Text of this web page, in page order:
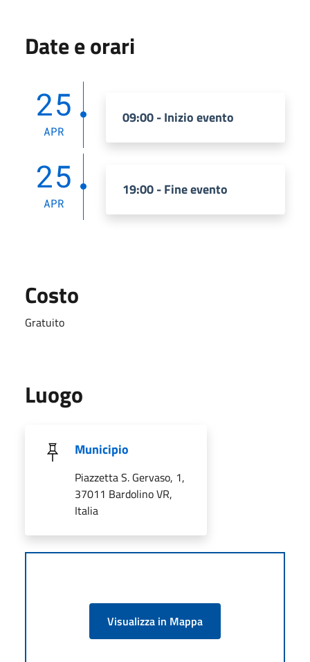
Date e orari
25
APR
09:00 - Inizio evento
25
APR
19:00 - Fine evento
Costo
Gratuito
Luogo
Municipio
Piazzetta S. Gervaso, 1,
37011 Bardolino VR,
Italia
Visualizza in Mappa